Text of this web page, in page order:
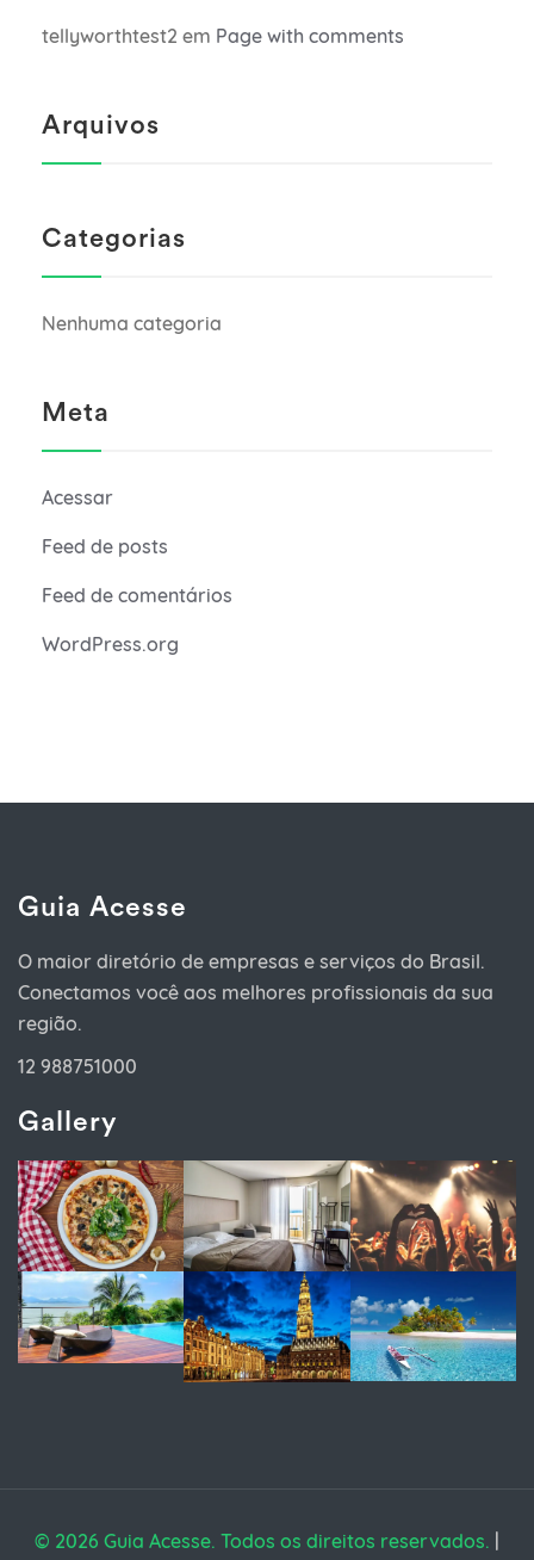
tellyworthtest2 em Page with comments
Arquivos
Categorias
Nenhuma categoria
Meta
Acessar
Feed de posts
Feed de comentários
WordPress.org
Guia Acesse
O maior diretório de empresas e serviços do Brasil.
Conectamos você aos melhores profissionais da sua
região.
12 988751000
Gallery
© 2026 Guia Acesse. Todos os direitos reservados. |